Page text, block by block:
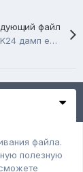
файл
Hyundai H-LED24FS5001, CV6681-K24 дамп eMMC
файла.
полезную